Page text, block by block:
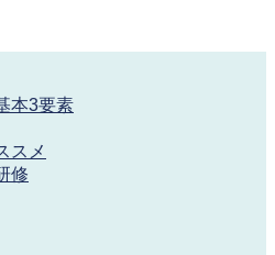
本3要素
スメ
修